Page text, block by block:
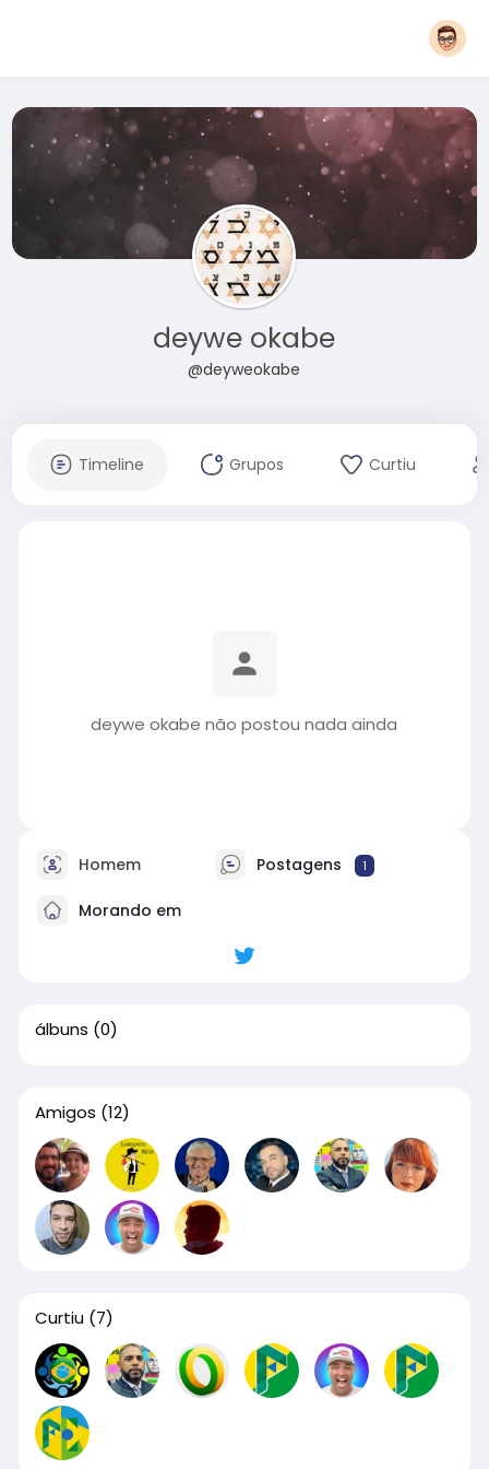
deywe okabe
@deyweokabe
Timeline Grupos Curtiu
deywe okabe não postou nada ainda
Homem Postagens 1
Morando em
álbuns (0)
Amigos (12)
Curtiu (7)